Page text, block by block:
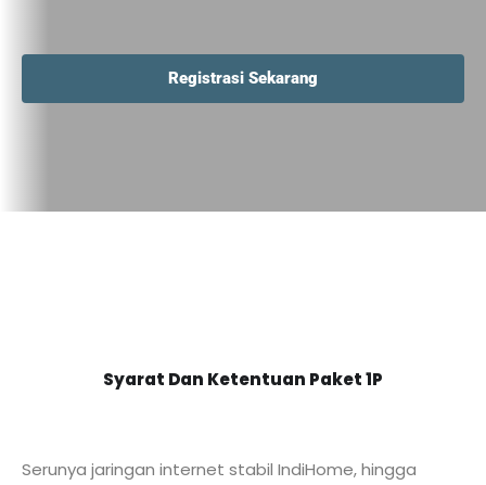
Registrasi Sekarang
Syarat Dan Ketentuan Paket 1P
Serunya jaringan internet stabil IndiHome, hingga